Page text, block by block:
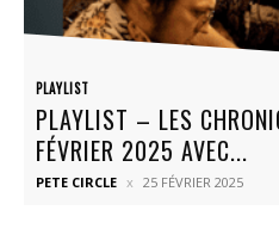
PLAYLIST
PLAYLIST – LES
FÉVRIER 2025 AVEC...
PETE CIRCLE 25 FÉVRIER 2025